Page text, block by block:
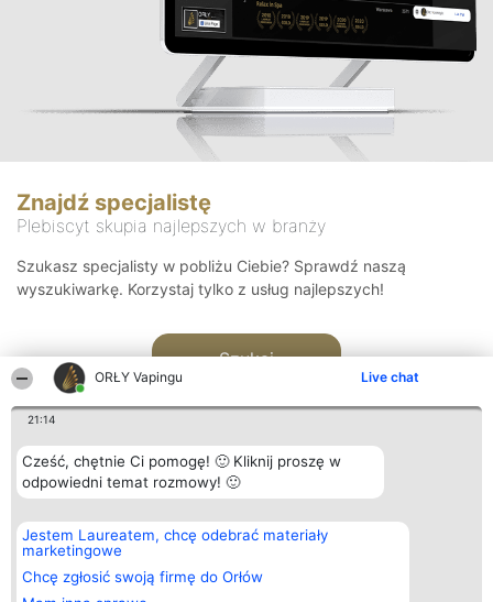
ORŁY Vapingu Live chat
21:14
Cześć, chętnie Ci pomogę! 🙂 Kliknij proszę w
odpowiedni temat rozmowy! 🙂
Jestem Laureatem, chcę odebrać materiały
marketingowe
Chcę zgłosić swoją firmę do Orłów
Znajdź specjalistę
Plebiscyt skupia najlepszych w branży
Szukasz specjalisty w pobliżu Ciebie? Sprawdź naszą
wyszukiwarkę. Korzystaj tylko z usług najlepszych!
Szukaj
Organizator plebiscytu
Bright Side Solutions sp. z o.
o. sp. k.
ul. Ruska 22
Wrocław 50-079
Plebiscyt
Laureaci
wszystkich
Laureatów
Kontakt
Kontakt